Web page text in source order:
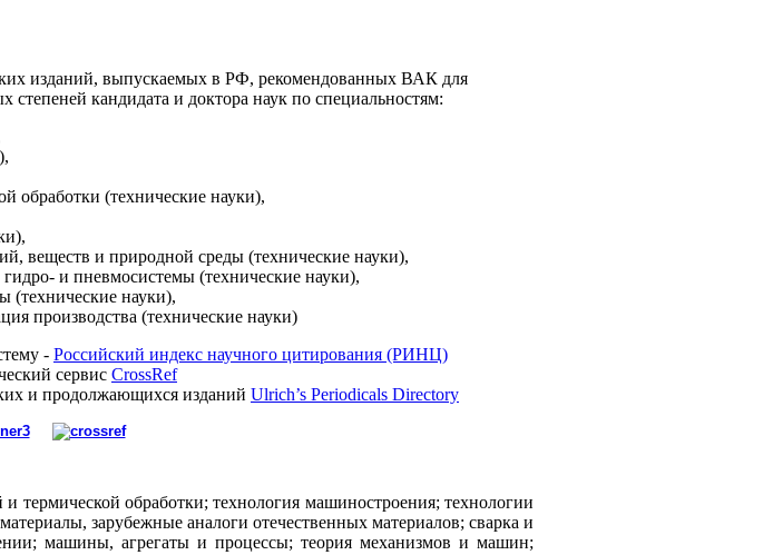
изданий, выпускаемых в РФ, рекомендованных ВАК для
степеней кандидата и доктора наук по специальностям:
обработки (технические науки),
веществ и природной среды (технические науки),
и пневмосистемы (технические науки),
(технические науки),
производства (технические науки)
- Российский индекс научного цитирования (РИНЦ)
сервис CrossRef
и продолжающихся изданий Ulrich’s Periodicals Directory
термической обработки; технология машиностроения; технологии
зарубежные аналоги отечественных материалов; сварка и
машины, агрегаты и процессы; теория механизмов и машин;